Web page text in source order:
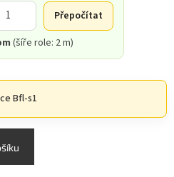
Přepočítat
(šíře role: 2 m)
Bfl-s1